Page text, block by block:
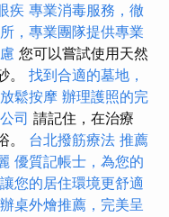
疾 專業消毒服務，徹
，專業團隊提供專業
您可以嘗試使用天然
。 找到合適的墓地，
鬆按摩 辦理護照的完
司 請記住，在治療
。 台北撥筋療法 推薦
優質記帳士，為您的
您的居住環境更舒適
桌外燴推薦，完美呈